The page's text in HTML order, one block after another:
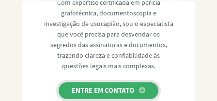
Com expertise certificada em perícia
grafotécnica, documentoscopia e
investigação de usucapião, sou o especialista
que você precisa para desvendar os
segredos das assinaturas e documentos,
trazendo clareza e confiabilidade às
questões legais mais complexas.
ENTRE EM CONTATO